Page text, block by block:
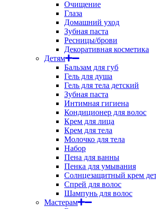
Очищение
Глаза
Домашний уход
Зубная паста
Ресницы/брови
Декоративная косметика
Детям
Бальзам для губ
Гель для душа
Гель для тела детский
Зубная паста
Интимная гигиена
Кондиционер для волос
Крем для лица
Крем для тела
Молочко для тела
Набор
Пена для ванны
Пенка для умывания
Солнцезащитный крем
Спрей для волос
Шампунь для волос
Мастерам